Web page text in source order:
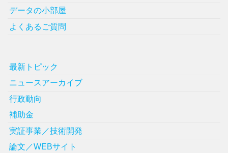
データの小部屋
よくあるご質問
最新トピック
ニュースアーカイブ
行政動向
補助金
実証事業／技術開発
論文／WEBサイト